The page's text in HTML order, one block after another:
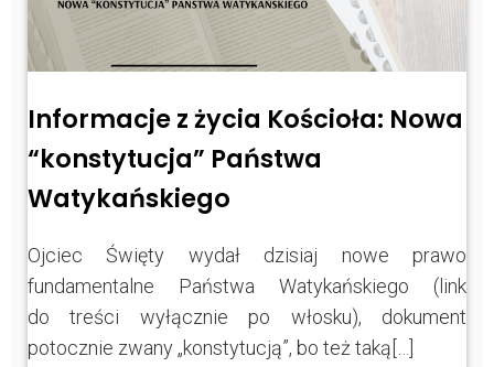
Informacje z życia Kościoła: Nowa
“konstytucja” Państwa
Watykańskiego
Ojciec Święty wydał dzisiaj nowe prawo
fundamentalne Państwa Watykańskiego (link
do treści wyłącznie po włosku), dokument
potocznie zwany „konstytucją”, bo też taką[…]